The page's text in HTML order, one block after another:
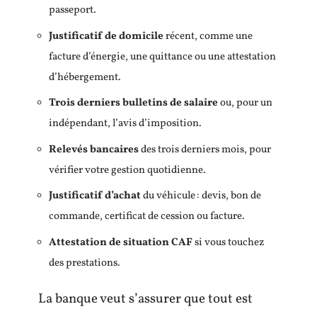
passeport.
Justificatif de domicilerécent, comme une
facture d’énergie, une quittance ou une attestation
d’hébergement.
Trois derniers bulletins de salaireou, pour un
indépendant, l’avis d’imposition.
Relevés bancairesdes trois derniers mois, pour
vérifier votre gestion quotidienne.
Justificatif d’achatdu véhicule : devis, bon de
commande, certificat de cession ou facture.
Attestation de situation CAFsi vous touchez
des prestations.
La banque veut s’assurer que tout est